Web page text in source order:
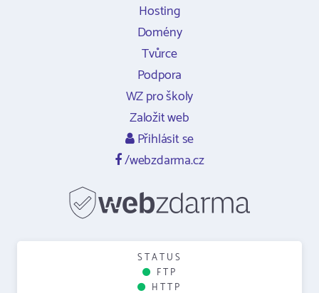
Hosting
Domény
Tvůrce
Podpora
WZ pro školy
Založit web
Přihlásit se
/webzdarma.cz
STATUS
FTP
HTTP